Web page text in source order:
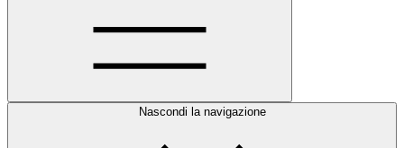
Nascondi la navigazione